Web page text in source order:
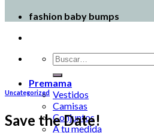
fashion baby bumps
Premama
Vestidos
Camisas
Conjuntos
A tu medida
Uncategorized
Save the Date!